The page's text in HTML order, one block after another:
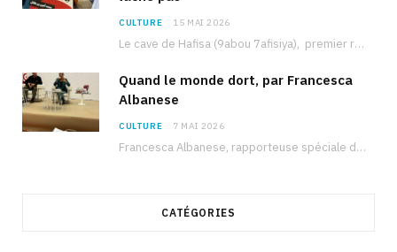
CULTURE 15 MAI 2026
Le cave de Hafisa (9abou 7afisiya), premier roman du journaliste tunisien Mohamed Amine Ben Hlel,…
Quand le monde dort, par Francesca
Albanese
CULTURE 7 MAI 2026
Francesca Albanese, rapporteuse spéciale de l’ONU sur les territoires palestiniens occupés, était à Tunis pour…
CATÉGORIES